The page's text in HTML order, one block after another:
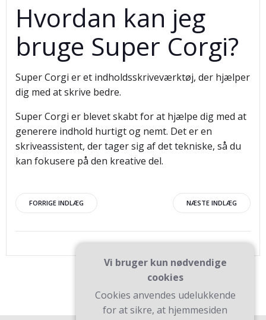
Hvordan kan jeg
bruge Super Corgi?
Super Corgi er et indholdsskriveværktøj, der hjælper
dig med at skrive bedre.
Super Corgi er blevet skabt for at hjælpe dig med at
generere indhold hurtigt og nemt. Det er en
skriveassistent, der tager sig af det tekniske, så du
kan fokusere på den kreative del.
Indlægsnavigation
FORRIGE INDLÆG NÆSTE INDLÆG
Vi bruger kun nødvendige
cookies
Cookies anvendes udelukkende
for at sikre, at hjemmesiden